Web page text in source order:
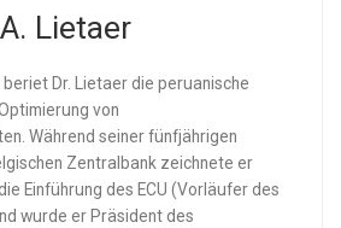
Lietaer
beriet Dr. Lietaer die peruanische
von
Während seiner fünfjährigen
Zentralbank zeichnete er
Einführung des ECU (Vorläufer des
wurde er Präsident des